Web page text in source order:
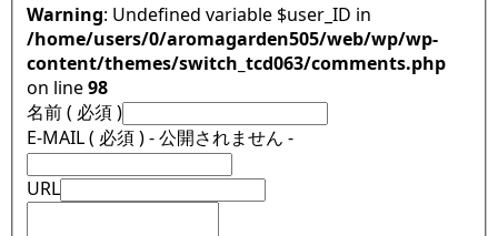
Warning : Undefined variable $user_ID in
/home/users/0/aromagarden505/web/wp/wp-
content/themes/switch_tcd063/comments.php
on line98
名前 ( 必須 )
E-MAIL ( 必須 ) - 公開されません -
URL